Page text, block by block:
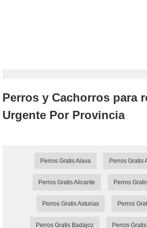
Perros y Cachorros para
Urgente Por Provincia
Perros Gratis Alava Perros Gratis
Perros Gratis Alicante Perros
Perros Gratis Asturias Perros
Perros Gratis Badajoz Perros